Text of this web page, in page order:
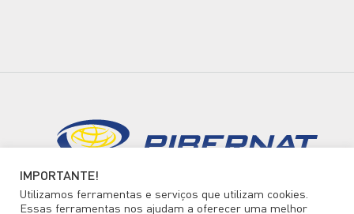
IMPORTANTE!
Utilizamos ferramentas e serviços que utilizam cookies.
Essas ferramentas nos ajudam a oferecer uma melhor